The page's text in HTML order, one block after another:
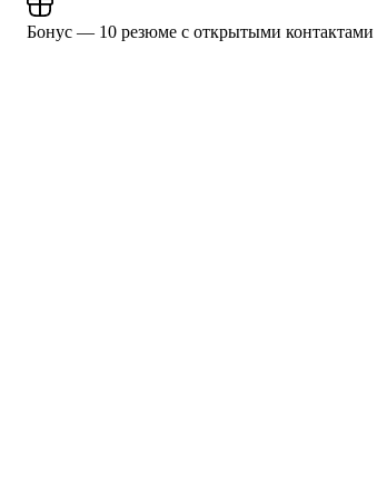
Бонус — 10 резюме с открытыми контактами